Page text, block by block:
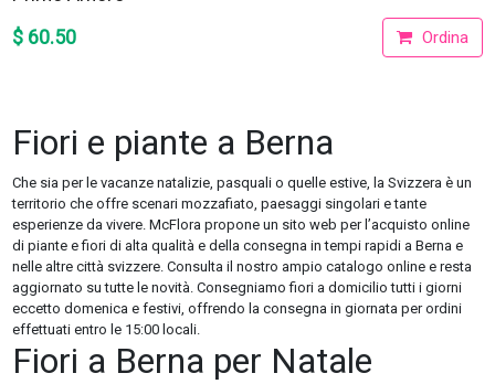
$ 60.50
Ordina
Fiori e piante a Berna
Che sia per le vacanze natalizie, pasquali o quelle estive, la Svizzera è un
territorio che offre scenari mozzafiato, paesaggi singolari e tante
esperienze da vivere. McFlora propone un sito web per l’acquisto online
di piante e fiori di alta qualità e della consegna in tempi rapidi a Berna e
nelle altre città svizzere. Consulta il nostro ampio catalogo online e resta
aggiornato su tutte le novità. Consegniamo fiori a domicilio tutti i giorni
eccetto domenica e festivi, offrendo la consegna in giornata per ordini
effettuati entro le 15:00 locali.
Fiori a Berna per Natale